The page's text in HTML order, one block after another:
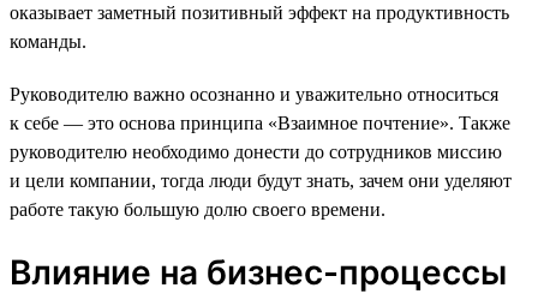
оказывает заметный позитивный эффект на продуктивность
команды.
Руководителю важно осознанно и уважительно относиться
к себе — это основа принципа «Взаимное почтение». Также
руководителю необходимо донести до сотрудников миссию
и цели компании, тогда люди будут знать, зачем они уделяют
работе такую большую долю своего времени.
Влияние на бизнес-процессы